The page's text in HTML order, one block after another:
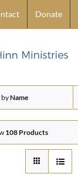
Donate
byName
108 Products